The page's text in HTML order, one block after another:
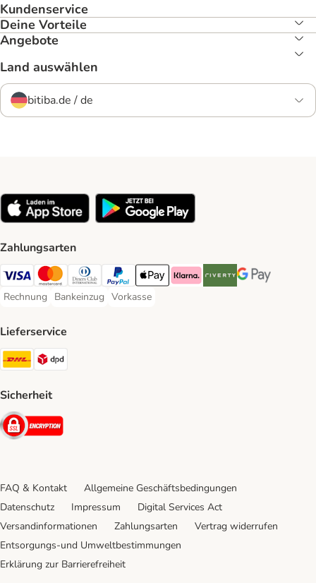
Kundenservice
Deine Vorteile
Angebote
Land auswählen
bitiba.de / de
Zahlungsarten
Visa Payment Method
Mastercard Payment Method
Diners Club Payment Method
PayPal Payment Method
Apple Pay Payment Method
Klarna Payment Method
Riverty Payment Method
Google Pay
Rechnung
Rechnung Payment Method
Bankeinzug
Bankeinzug Payment Method
Vorkasse
Vorkasse Payment Method
Lieferservice
DHL Shipping Method
Sicherheit
Security
FAQ & Kontakt
Allgemeine Geschäftsbedingungen
Datenschutz
Impressum
Digital Services Act
Versandinformationen
Zahlungsarten
Vertrag widerrufen
Entsorgungs-und Umweltbestimmungen
Erklärung zur Barrierefreiheit